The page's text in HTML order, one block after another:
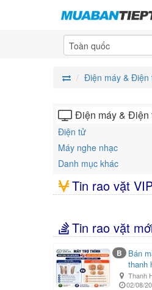
Toàn quốc
Điện máy & Điện
Điện máy & Điện
Điện tử
Máy nghe nhạc
Danh mục khác
Tin rao vặt
Tin rao vặt
B
Bán
thanh
Thanh
02/08/